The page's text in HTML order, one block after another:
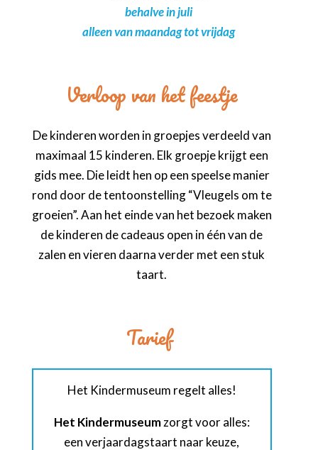
behalve in juli
alleen van maandag tot vrijdag
Verloop van het feestje
De kinderen worden in groepjes verdeeld van
maximaal 15 kinderen. Elk groepje krijgt een
gids mee. Die leidt hen op een speelse manier
rond door de tentoonstelling “Vleugels om te
groeien”. Aan het einde van het bezoek maken
de kinderen de cadeaus open in één van de
zalen en vieren daarna verder met een stuk
taart.
Tarief
Het Kindermuseum regelt alles!
Het Kindermuseumzorgt voor alles:
een verjaardagstaart naar keuze,